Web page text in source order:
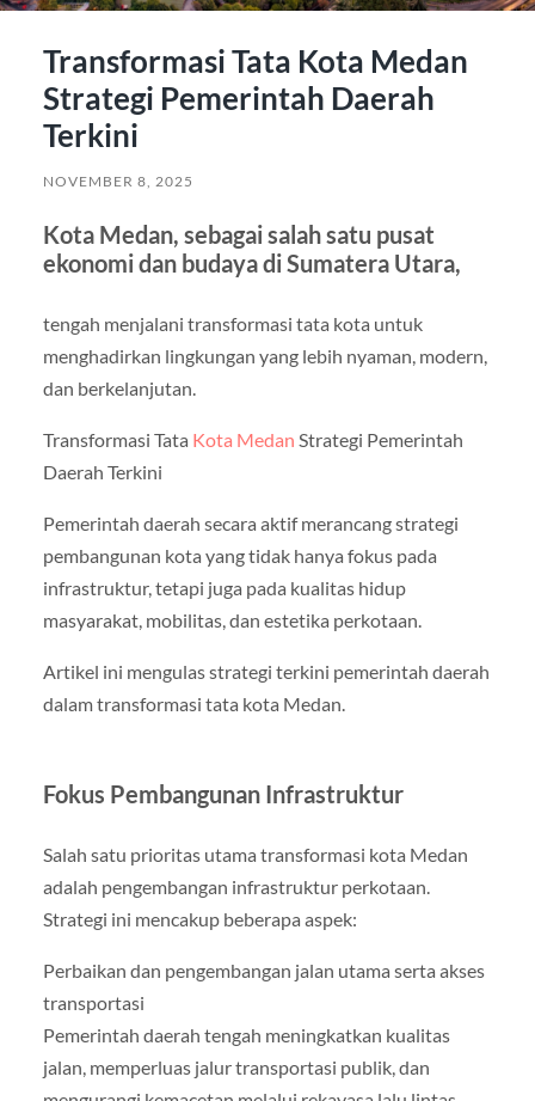
Transformasi Tata Kota Medan
Strategi Pemerintah Daerah
Terkini
NOVEMBER 8, 2025
Kota Medan, sebagai salah satu pusat
ekonomi dan budaya di Sumatera Utara,
tengah menjalani transformasi tata kota untuk
menghadirkan lingkungan yang lebih nyaman, modern,
dan berkelanjutan.
Transformasi Tata Kota Medan Strategi Pemerintah
Daerah Terkini
Pemerintah daerah secara aktif merancang strategi
pembangunan kota yang tidak hanya fokus pada
infrastruktur, tetapi juga pada kualitas hidup
masyarakat, mobilitas, dan estetika perkotaan.
Artikel ini mengulas strategi terkini pemerintah daerah
dalam transformasi tata kota Medan.
Fokus Pembangunan Infrastruktur
Salah satu prioritas utama transformasi kota Medan
adalah pengembangan infrastruktur perkotaan.
Strategi ini mencakup beberapa aspek:
Perbaikan dan pengembangan jalan utama serta akses
transportasi
Pemerintah daerah tengah meningkatkan kualitas
jalan, memperluas jalur transportasi publik, dan